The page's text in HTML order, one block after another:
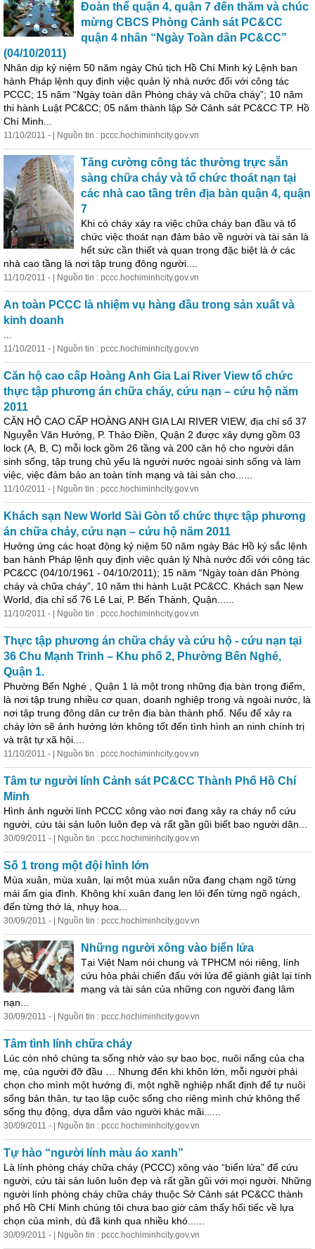
Đoàn thể quận 4, quận 7 đến thăm và chúc
mừng CBCS Phòng Cảnh sát PC&CC
quận 4 nhân “Ngày Toàn dân PC&CC”
(04/10/2011)
Nhân dịp kỷ niệm 50 năm ngày Chủ tịch Hồ Chí Minh ký Lệnh ban
hành Pháp lệnh quy định việc quản lý nhà nước đối với công tác
PCCC; 15 năm “Ngày toàn dân Phòng cháy và chữa cháy”; 10 năm
thi hành Luật PC&CC; 05 năm thành lập Sở Cảnh sát PC&CC TP. Hồ
Chí Minh...
11/10/2011 - | Nguồn tin : pccc.hochiminhcity.gov.vn
Tăng cường công tác thường trực sẵn
sàng chữa cháy và tổ chức thoát nạn tại
các nhà cao tầng trên địa bàn quận 4, quận
7
Khi có cháy xảy ra việc chữa cháy ban đầu và tổ
chức việc thoát nạn đảm bảo về người và tài sản là
hết sức cần thiết và quan trọng đặc biệt là ở các
nhà cao tầng là nơi tập trung đông người....
11/10/2011 - | Nguồn tin : pccc.hochiminhcity.gov.vn
An toàn PCCC là nhiệm vụ hàng đầu trong sản xuất và
kinh doanh
11/10/2011 - | Nguồn tin : pccc.hochiminhcity.gov.vn
Căn hộ cao cấp Hoàng Anh Gia Lai River View tổ chức
thực tập phương án chữa cháy, cứu nạn – cứu hộ năm
2011
CĂN HỘ CAO CẤP HOÀNG ANH GIA LAI RIVER VIEW, địa chỉ số 37
Nguyễn Văn Hưởng, P. Thảo Điền, Quận 2 được xây dựng gồm 03
lock (A, B, C) mỗi lock gồm 26 tầng và 200 căn hộ cho người dân
sinh sống, tập trung chủ yếu là người nước ngoài sinh sống và làm
việc, việc đảm bảo an toàn tính mạng và tài sản cho......
11/10/2011 - | Nguồn tin : pccc.hochiminhcity.gov.vn
Khách sạn New World Sài Gòn tổ chức thực tập phương
án chữa cháy, cứu nạn – cứu hộ năm 2011
Hưởng ứng các hoạt động kỷ niệm 50 năm ngày Bác Hồ ký sắc lệnh
ban hành Pháp lệnh quy định việc quản lý Nhà nước đối với công tác
PC&CC (04/10/1961 - 04/10/2011); 15 năm “Ngày toàn dân Phòng
cháy và chữa cháy”, 10 năm thi hành Luật PC&CC. Khách sạn New
World, địa chỉ số 76 Lê Lai, P. Bến Thành, Quận......
11/10/2011 - | Nguồn tin : pccc.hochiminhcity.gov.vn
Thực tập phương án chữa cháy và cứu hộ - cứu nạn tại
36 Chu Mạnh Trinh – Khu phố 2, Phường Bến Nghé,
Quận 1.
Phường Bến Nghé , Quận 1 là một trong những địa bàn trọng điểm,
là nơi tập trung nhiều cơ quan, doanh nghiệp trong và ngoài nước, là
nơi tập trung đông dân cư trên địa bàn thành phố. Nếu để xảy ra
cháy lớn sẽ ảnh hưởng lớn không tốt đến tình hình an ninh chính trị
và trật tự xã hội....
11/10/2011 - | Nguồn tin : pccc.hochiminhcity.gov.vn
Tâm tư người lính Cảnh sát PC&CC Thành Phố Hồ Chí
Minh
Hình ảnh người lính PCCC xông vào nơi đang xảy ra cháy nổ cứu
người, cứu tài sản luôn luôn đẹp và rất gần gũi biết bao người dân...
30/09/2011 - | Nguồn tin : pccc.hochiminhcity.gov.vn
Số 1 trong một đội hình lớn
Mùa xuân, mùa xuân, lại một mùa xuân nữa đang chạm ngõ từng
mái ấm gia đình. Không khí xuân đang len lỏi đến từng ngõ ngách,
đến từng thớ lá, nhụy hoa...
30/09/2011 - | Nguồn tin : pccc.hochiminhcity.gov.vn
Những người xông vào biển lửa
Tại Việt Nam nói chung và TPHCM nói riêng, lính
cứu hỏa phải chiến đấu với lửa để giành giật lại tính
mạng và tài sản của những con người đang lâm
nạn...
30/09/2011 - | Nguồn tin : pccc.hochiminhcity.gov.vn
Tâm tình lính chữa cháy
Lúc còn nhỏ chúng ta sống nhờ vào sự bao bọc, nuôi nấng của cha
mẹ, của người đỡ đầu … Nhưng đến khi khôn lớn, mỗi người phải
chọn cho mình một hướng đi, một nghề nghiệp nhất định để tự nuôi
sống bản thân, tự tạo lập cuộc sống cho riêng mình chứ không thể
sống thụ động, dựa dẫm vào người khác mãi......
30/09/2011 - | Nguồn tin : pccc.hochiminhcity.gov.vn
Tự hào “người lính màu áo xanh”
Là lính phòng cháy chữa cháy (PCCC) xông vào “biển lửa” để cứu
người, cứu tài sản luôn luôn đẹp và rất gần gũi với mọi người. Những
người lính phòng cháy chữa cháy thuộc Sở Cảnh sát PC&CC thành
phố Hồ CHí Minh chúng tôi chưa bao giờ cảm thấy hối tiếc về lựa
chọn của mình, dù đã kinh qua nhiều khó......
30/09/2011 - | Nguồn tin : pccc.hochiminhcity.gov.vn